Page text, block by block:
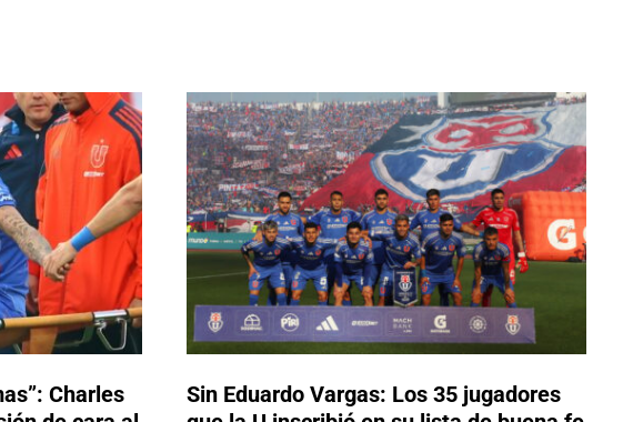
Charles
Sin Eduardo Vargas: Los 35 jugadores